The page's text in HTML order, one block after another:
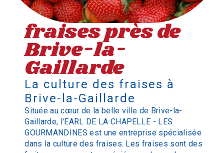
fraises près de
Brive-la-
Gaillarde
La culture des fraises à
Brive-la-Gaillarde
Située au cœur de la belle ville de Brive-la-
Gaillarde, l'EARL DE LA CHAPELLE - LES
GOURMANDINES est une entreprise spécialisée
dans la culture des fraises. Les fraises sont des